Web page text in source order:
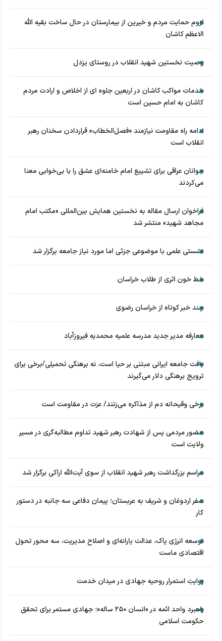
لزوم حمایت مردم و خیرین از بیمارستان در حال ساخت بقیه الله
الاعظم کاشان
وصیت نخستین شهید انقلاب در روستای یزدل
خدمات مواکب کاشان در اربعین جلوه ای از اخلاص و ارادت مردم
کاشان به امام حسین است
ادامه راه مقاومت نیازمند «فصل‌الخطاب» قراردادن سخنان رهبر
انقلاب است
جوانان عراقی برای تشییع امام خامنه‌ای عشق را با بی‌خوابی معنا
می‌کردند
فراخوان ارسال مقاله به نخستین همایش بین‌المللی «مکتب امام
مجاهد شهید» منتشر شد
نشستی علمی با موضوعی جزئی اما مورد نیاز جامعه برگزار شد
خط خون اثری از طلاب خراسان
چند خبر کوتاه از خراسان رضوی
معارفه مدیر جدید مدرسه علمیه محمدیه فیروزآباد
بافت جامعه ایرانی مبتنی بر حیا است، نه برهنگی تحمیلی/برخی برای
ترویج برهنگی دلار می‌گیرند
برخی وقیحانه دم از مذاکره می‌زنند/ عزت در مقاومت است
حضور مردمی پس از شهادت رهبر شهید تداوم مطالبه‌گری در مسیر
ولایت است
مراسم بزرگداشت رهبر شهید انقلاب از سوی آیت‌الله اراکی برگزار شد
سفر اردوغان و شریف به عربستان؛ پیمان دفاعی سه جانبه در دستور
کار
توسعه انرژی پاک، عدالت یارانه‌ای و اصلاح مدیریت، سه محور تحول
اقتصادی ماست
روایتِ استمرار روحیه جهادی در میدان خدمت
راهبرد واحد ائمه در «انسان ۲۵۰ ساله»؛ جهادی مستمر برای تحقق
حکومت اسلامی